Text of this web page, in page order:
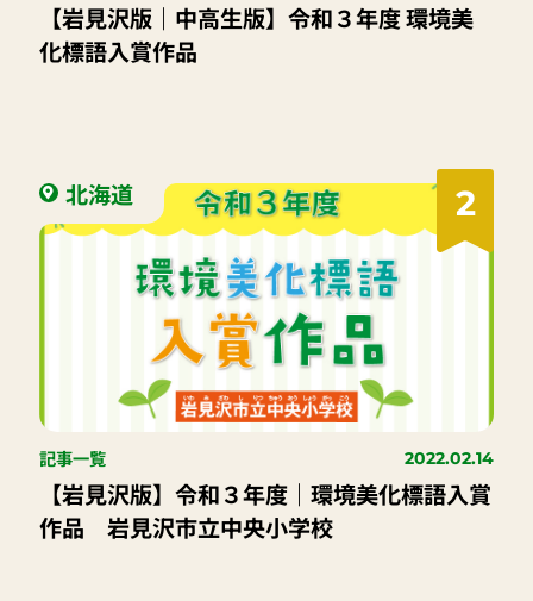
【岩見沢版｜中高生版】令和３年度 環境美
化標語入賞作品
2
北海道
記事一覧 2022.02.14
【岩見沢版】令和３年度｜環境美化標語入賞
作品 岩見沢市立中央小学校